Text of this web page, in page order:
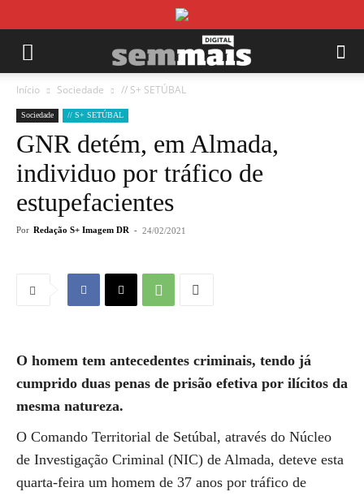
Início Sociedade // S+ SETÚBAL
Sociedade // S+ SETÚBAL
GNR detém, em Almada,
individuo por tráfico de
estupefacientes
Por Redação S+ Imagem DR - 24/02/2021
O homem tem antecedentes criminais, tendo já
cumprido duas penas de prisão efetiva por ilícitos da
mesma natureza.
O Comando Territorial de Setúbal, através do Núcleo
de Investigação Criminal (NIC) de Almada, deteve esta
quarta-feira um homem de 37 anos por tráfico de